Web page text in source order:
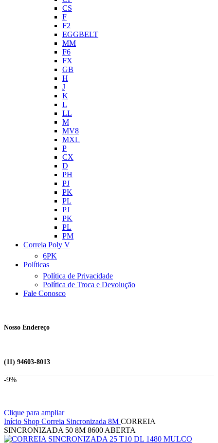
CS
F
F2
EGGBELT
MM
F6
FX
GB
H
J
K
L
LL
M
MV8
MXL
P
CX
D
PH
PJ
PK
PL
PJ
PK
PL
PM
Correia Poly V
6PK
Políticas
Política de Privacidade
Política de Troca e Devolução
Fale Conosco
Nosso Endereço
(11) 94603-8013
-9%
Clique para ampliar
Início Shop Correia Sincronizada 8M CORREIA
SINCRONIZADA 50 8M 8600 ABERTA